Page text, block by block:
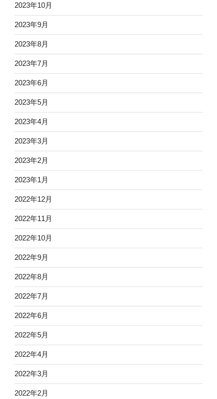
2023年10月
2023年9月
2023年8月
2023年7月
2023年6月
2023年5月
2023年4月
2023年3月
2023年2月
2023年1月
2022年12月
2022年11月
2022年10月
2022年9月
2022年8月
2022年7月
2022年6月
2022年5月
2022年4月
2022年3月
2022年2月